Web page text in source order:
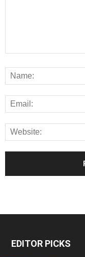
EDITOR PICKS